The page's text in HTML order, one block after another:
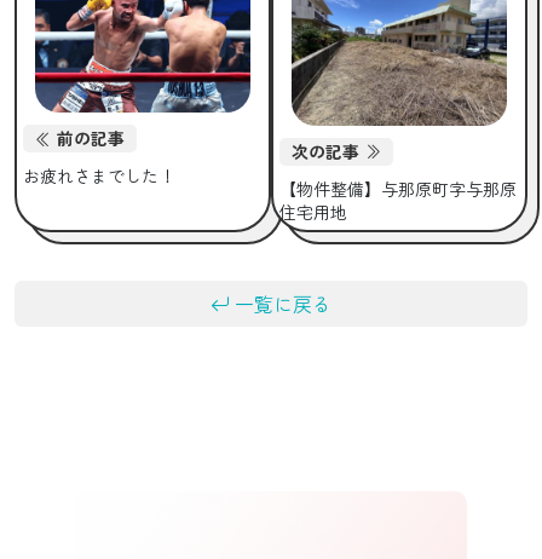
前の記事
お疲れさまでした！
次の記事
【物件整備】与那原町字与那原
住宅用地
一覧に戻る